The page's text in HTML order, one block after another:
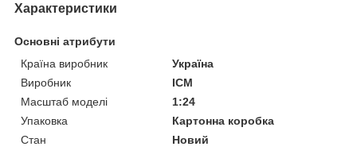
Характеристики
Основні атрибути
Країна виробник
Україна
Виробник
ICM
Масштаб моделі
1:24
Упаковка
Картонна коробка
Стан
Новий